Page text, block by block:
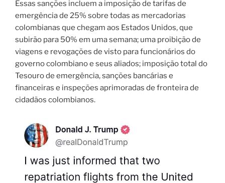
Essas sanções incluem a imposição de tarifas de
emergência de 25% sobre todas as mercadorias
colombianas que chegam aos Estados Unidos, que
subirão para 50% em uma semana; uma proibição de
viagens e revogações de visto para funcionários do
governo colombiano e seus aliados; imposição total do
Tesouro de emergência, sanções bancárias e
financeiras e inspeções aprimoradas de fronteira de
cidadãos colombianos.